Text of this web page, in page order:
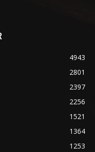
4943
2801
2397
2256
1521
1364
1253